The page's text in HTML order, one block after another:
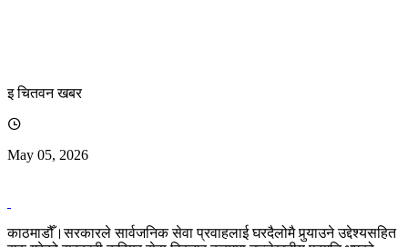
इ चितवन खबर
May 05, 2026
काठमाडौँ।सरकारले सार्वजनिक सेवा प्रवाहलाई घरदैलोमै पुर्‍याउने उद्देश्यसहित